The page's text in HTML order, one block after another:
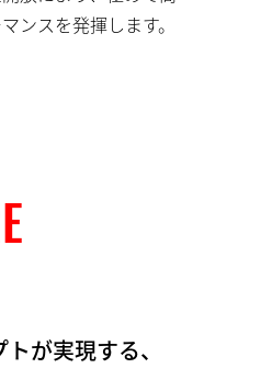
ンスを発揮します。
が実現する、